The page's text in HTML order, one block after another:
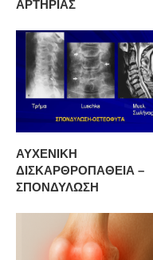
ΑΡΤΗΡΙΑΣ
ΑΥΧΕΝΙΚΗ
ΔΙΣΚΑΡΘΡΟΠΑΘΕΙΑ –
ΣΠΟΝΔΥΛΩΣΗ